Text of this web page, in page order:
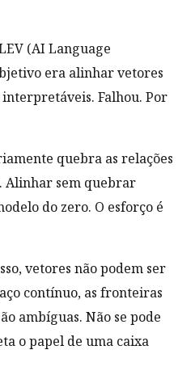
(AI Language
era alinhar vetores
Falhou. Por
quebra as relações
Alinhar sem quebrar
do zero. O esforço é
vetores não podem ser
contínuo, as fronteiras
ambíguas. Não se pode
o papel de uma caixa